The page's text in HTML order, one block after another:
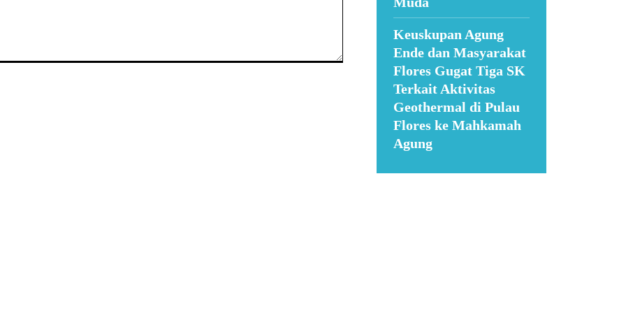
Keuskupan Agung
Ende dan Masyarakat
Flores Gugat Tiga SK
Terkait Aktivitas
Geothermal di Pulau
Flores ke Mahkamah
Agung